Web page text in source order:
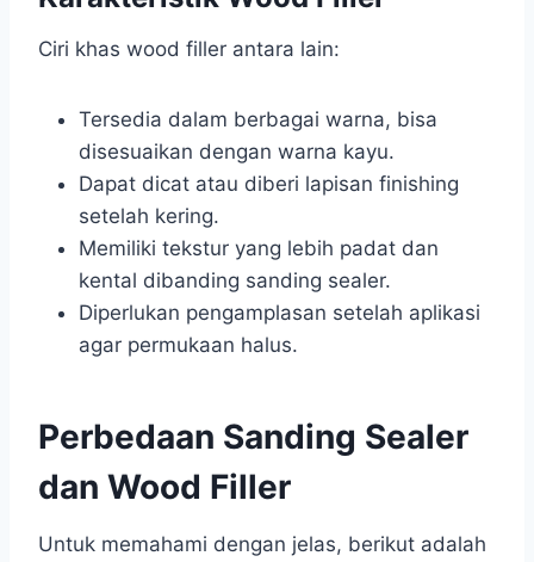
Ciri khas wood filler antara lain:
Tersedia dalam berbagai warna, bisa
disesuaikan dengan warna kayu.
Dapat dicat atau diberi lapisan finishing
setelah kering.
Memiliki tekstur yang lebih padat dan
kental dibanding sanding sealer.
Diperlukan pengamplasan setelah aplikasi
agar permukaan halus.
Perbedaan Sanding Sealer
dan Wood Filler
Untuk memahami dengan jelas, berikut adalah